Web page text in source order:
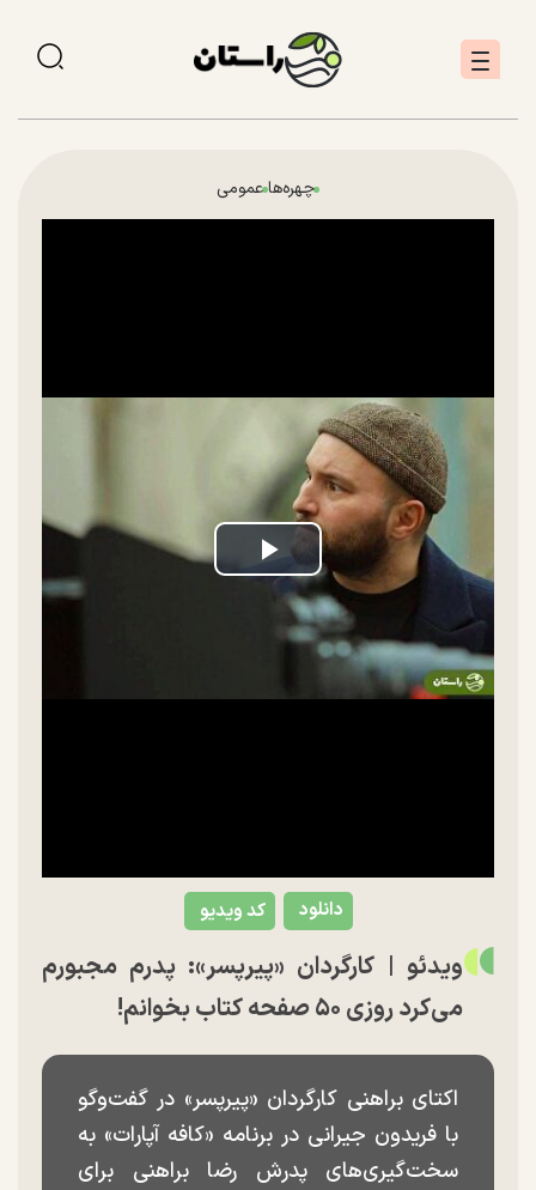
چهره‌هاعمومی
Play
کد ویدیو دانلود
ویدئو | کارگردان «پیرپسر»: پدرم مجبورم
می‌کرد روزی ۵۰ صفحه کتاب بخوانم!
اکتای براهنی کارگردان «پیرپسر» در گفت‌وگو
با فریدون جیرانی در برنامه «کافه آپارات» به
سخت‌گیری‌های پدرش رضا براهنی برای